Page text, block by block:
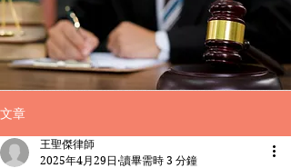
文章
王聖傑律師
2025年4月29日 讀畢需時 3 分鐘